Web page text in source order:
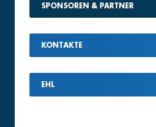
SPONSOREN & PARTNER
KONTAKTE
EHL